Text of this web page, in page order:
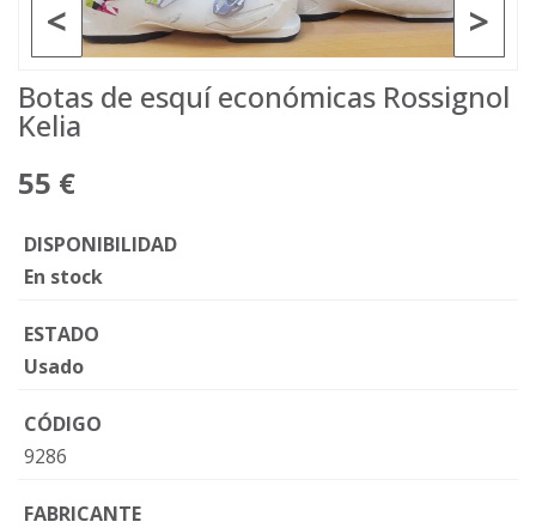
>
<
Botas de esquí económicas Rossignol
Kelia
55 €
DISPONIBILIDAD
En stock
ESTADO
Usado
CÓDIGO
9286
FABRICANTE